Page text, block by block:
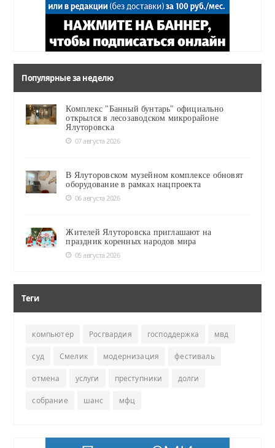
Популярные за неделю
Комплекс "Банный бунтарь" официально
открылся в лесозаводском микрорайоне
Ялуторовска
07 августа 2026
В Ялуторовском музейном комплексе обновят
оборудование в рамках нацпроекта
06 августа 2026
Жителей Ялуторовска приглашают на
праздник коренных народов мира
05 августа 2026
Теги
компьютер Росгвардия господдержка мвд
суд Смелик модернизация фестиваль
отмена услуги преступники долги
собрание шанс мфц